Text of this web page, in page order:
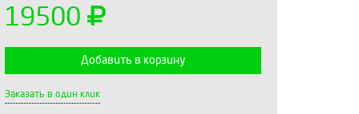
19500
Добавить в корзину
Заказать в один клик